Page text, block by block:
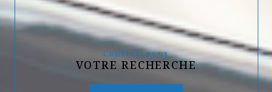
Confiez-nous
VOTRE RECHERCHE